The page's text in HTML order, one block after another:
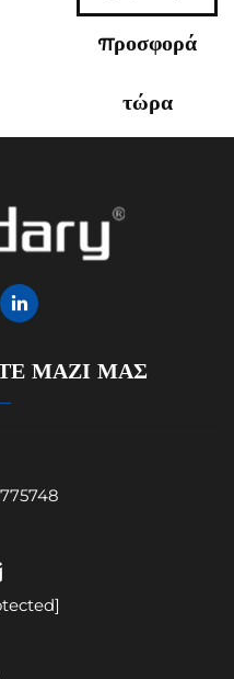
προσφορά
τώρα
ΜΑΖΙ ΜΑΣ